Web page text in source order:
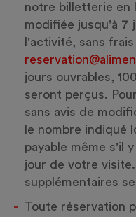
notre billetterie en
modifiée jusqu'à 7
l'activité, sans frais
jours ouvrables,
seront perçus.
sans avis de
le nombre indiqué
payable même s'il
jour de votre
supplémentaires
Toute réservation